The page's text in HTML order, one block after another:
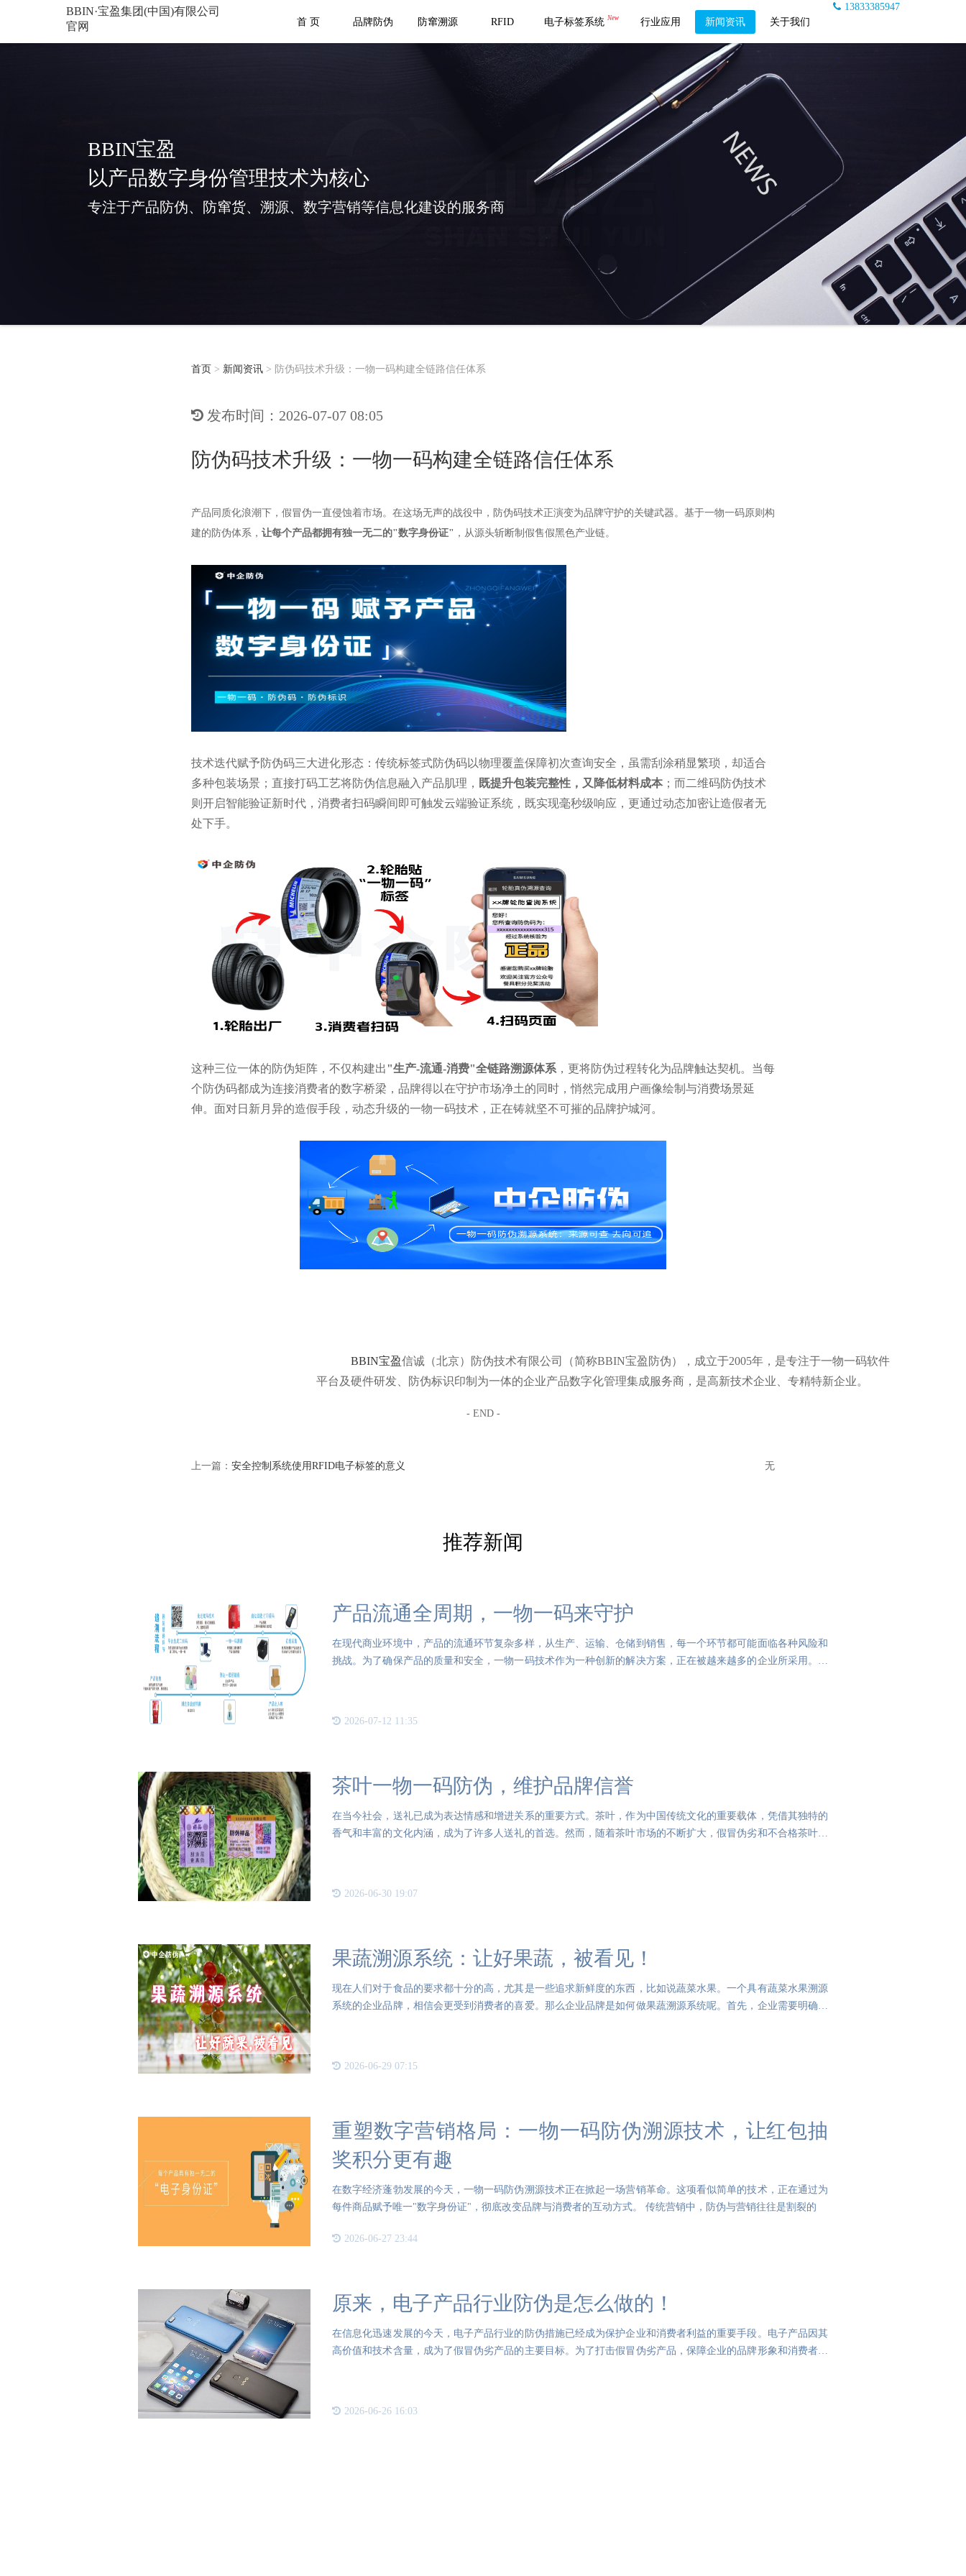
BBIN·宝盈集团(中国)有限公司
官网
13833385947
首 页
品牌防伪 防窜溯源 RFID 电子标签系统 New 行业应用 新闻资讯 关于我们
BBIN宝盈
以产品数字身份管理技术为核心
专注于产品防伪、防窜货、溯源、数字营销等信息化建设的服务商
首页 > 新闻资讯 > 防伪码技术升级：一物一码构建全链路信任体系
发布时间：2026-07-07 08:05
防伪码技术升级：一物一码构建全链路信任体系
产品同质化浪潮下，假冒伪一直侵蚀着市场。在这场无声的战役中，防伪码技术正演变为品牌守护的关键武器。基于一物一码原则构
建的防伪体系， 让每个产品都拥有独一无二的"数字身份证" ，从源头斩断制假售假黑色产业链。
技术迭代赋予防伪码三大进化形态：传统标签式防伪码以物理覆盖保障初次查询安全，虽需刮涂稍显繁琐，却适合
多种包装场景；直接打码工艺将防伪信息融入产品肌理， 既提升包装完整性，又降低材料成本 ；而二维码防伪技术
则开启智能验证新时代，消费者扫码瞬间即可触发云端验证系统，既实现毫秒级响应，更通过动态加密让造假者无
处下手。
这种三位一体的防伪矩阵，不仅构建出 "生产-流通-消费"全链路溯源体系 ，更将防伪过程转化为品牌触达契机。当每
个防伪码都成为连接消费者的数字桥梁，品牌得以在守护市场净土的同时，悄然完成用户画像绘制与消费场景延
伸。面对日新月异的造假手段，动态升级的一物一码技术，正在铸就坚不可摧的品牌护城河。
BBIN宝盈信诚（北京）防伪技术有限公司（简称BBIN宝盈防伪），成立于2005年，是专注于一物一码软件
平台及硬件研发、防伪标识印制为一体的企业产品数字化管理集成服务商，是高新技术企业、专精特新企业。
- END -
上一篇： 安全控制系统使用RFID电子标签的意义 无
推荐新闻
产品流通全周期，一物一码来守护
在现代商业环境中，产品的流通环节复杂多样，从生产、运输、仓储到销售，每一个环节都可能面临各种风险和
挑战。为了确保产品的质量和安全，一物一码技术作为一种创新的解决方案，正在被越来越多的企业所采用。一
2026-07-12 11:35
茶叶一物一码防伪，维护品牌信誉
在当今社会，送礼已成为表达情感和增进关系的重要方式。茶叶，作为中国传统文化的重要载体，凭借其独特的
香气和丰富的文化内涵，成为了许多人送礼的首选。然而，随着茶叶市场的不断扩大，假冒伪劣和不合格茶叶的
2026-06-30 19:07
果蔬溯源系统：让好果蔬，被看见！
现在人们对于食品的要求都十分的高，尤其是一些追求新鲜度的东西，比如说蔬菜水果。一个具有蔬菜水果溯源
系统的企业品牌，相信会更受到消费者的喜爱。那么企业品牌是如何做果蔬溯源系统呢。首先，企业需要明确自
2026-06-29 07:15
重塑数字营销格局：一物一码防伪溯源技术，让红包抽
奖积分更有趣
在数字经济蓬勃发展的今天，一物一码防伪溯源技术正在掀起一场营销革命。这项看似简单的技术，正在通过为
每件商品赋予唯一"数字身份证"，彻底改变品牌与消费者的互动方式。 传统营销中，防伪与营销往往是割裂的
2026-06-27 23:44
原来，电子产品行业防伪是怎么做的！
在信息化迅速发展的今天，电子产品行业的防伪措施已经成为保护企业和消费者利益的重要手段。电子产品因其
高价值和技术含量，成为了假冒伪劣产品的主要目标。为了打击假冒伪劣产品，保障企业的品牌形象和消费者的
2026-06-26 16:03